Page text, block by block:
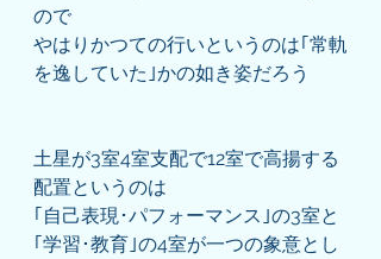
ので
やはりかつての行いというのは｢常軌
を逸していた｣かの如き姿だろう
土星が3室4室支配で12室で高揚する
配置というのは
｢自己表現･パフォーマンス｣の3室と
｢学習･教育｣の4室が一つの象意とし